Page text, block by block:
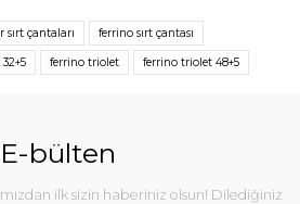
sırt çantaları ferrino sırt çantası
ferrino triolet ferrino triolet 48+5
E-bülten
ilk sizin haberiniz olsun! Dilediğiniz